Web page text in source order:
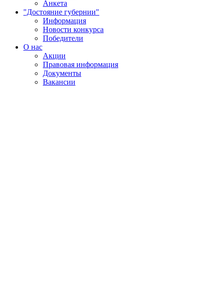
Анкета
"Достояние губернии"
Информация
Новости конкурса
Победители
О нас
Акции
Правовая информация
Документы
Вакансии